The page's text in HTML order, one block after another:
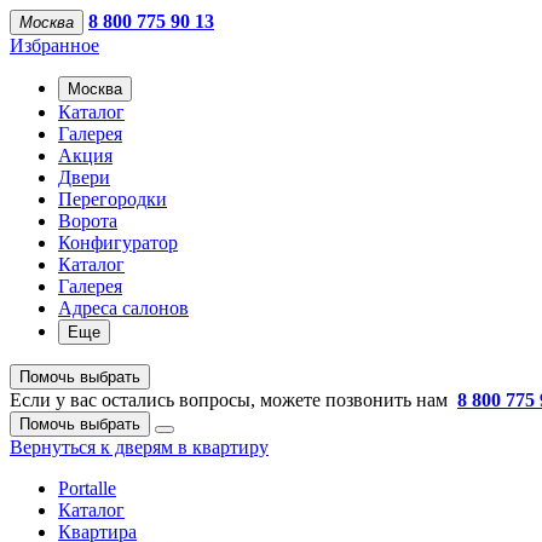
Москва
8 800 775 90 13
Избранное
Москва
Каталог
Галерея
Акция
Двери
Перегородки
Ворота
Конфигуратор
Каталог
Галерея
Адреса салонов
Еще
Помочь выбрать
Если у вас остались вопросы, можете позвонить нам 8 800 775
Помочь выбрать
Вернуться к дверям в квартиру
Portalle
Каталог
Квартира